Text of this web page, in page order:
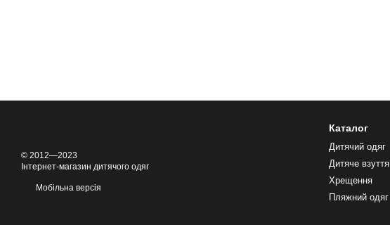
© 2012—2023
Інтернет-магазин дитячого одяг
Мобільна версія
Каталог
Дитячий одяг
Дитяче взуття
Хрещення
Пляжний одяг